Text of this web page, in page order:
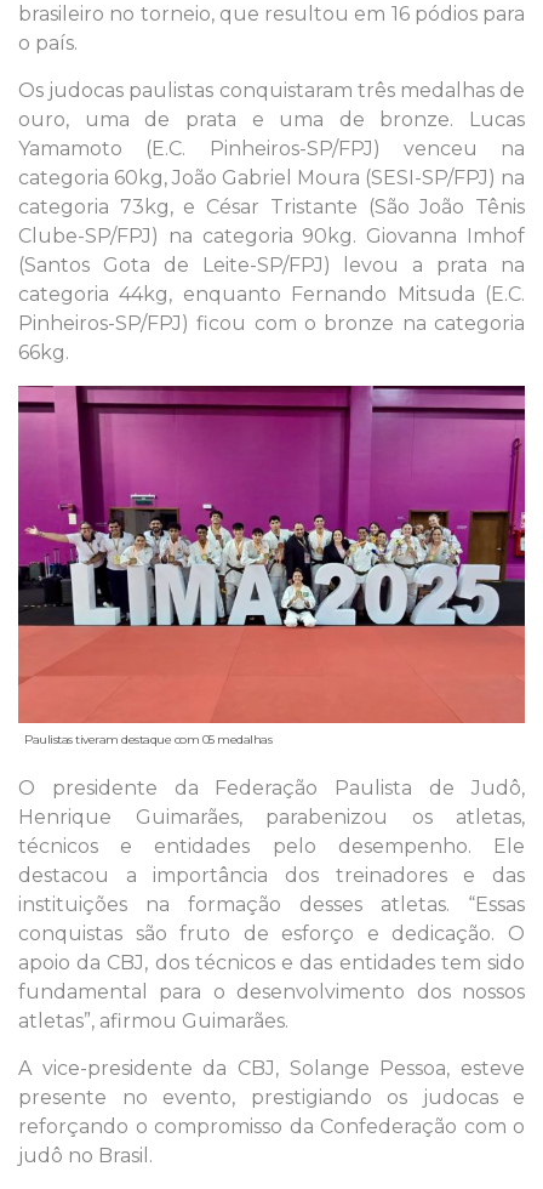
brasileiro no torneio, que resultou em 16 pódios para
o país.
Os judocas paulistas conquistaram três medalhas de
ouro, uma de prata e uma de bronze. Lucas
Yamamoto (E.C. Pinheiros-SP/FPJ) venceu na
categoria 60kg, João Gabriel Moura (SESI-SP/FPJ) na
categoria 73kg, e César Tristante (São João Tênis
Clube-SP/FPJ) na categoria 90kg. Giovanna Imhof
(Santos Gota de Leite-SP/FPJ) levou a prata na
categoria 44kg, enquanto Fernando Mitsuda (E.C.
Pinheiros-SP/FPJ) ficou com o bronze na categoria
66kg.
Paulistas tiveram destaque com 05 medalhas
O presidente da Federação Paulista de Judô,
Henrique Guimarães, parabenizou os atletas,
técnicos e entidades pelo desempenho. Ele
destacou a importância dos treinadores e das
instituições na formação desses atletas. “Essas
conquistas são fruto de esforço e dedicação. O
apoio da CBJ, dos técnicos e das entidades tem sido
fundamental para o desenvolvimento dos nossos
atletas”, afirmou Guimarães.
A vice-presidente da CBJ, Solange Pessoa, esteve
presente no evento, prestigiando os judocas e
reforçando o compromisso da Confederação com o
judô no Brasil.